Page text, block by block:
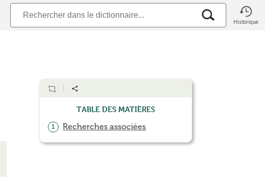
Historique
Table des matières
1 Recherches associées